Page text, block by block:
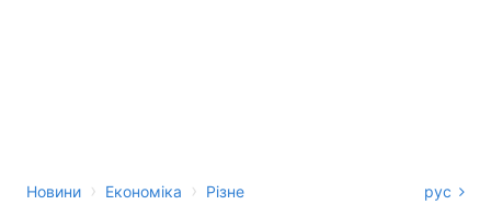
Новини › Економіка › Різне рус